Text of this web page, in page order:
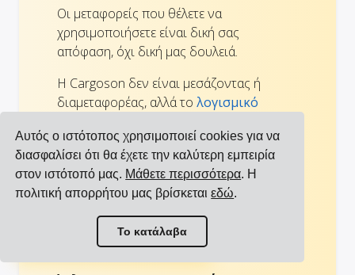
Αυτός ο ιστότοπος χρησιμοποιεί cookies για να
διασφαλίσει ότι θα έχετε την καλύτερη εμπειρία
στον ιστότοπό μας. Μάθετε περισσότερα. Η
πολιτική απορρήτου μας βρίσκεταιεδώ.
Το κατάλαβα
Οι μεταφορείς που θέλετε να
χρησιμοποιήσετε είναι δική σας
απόφαση, όχι δική μας δουλειά.
Η Cargoson δεν είναι μεσάζοντας ή
διαμεταφορέας, αλλά το λογισμικό
Ηβάση δεδομένων μεταφορέωνμας
είναι εκτενής, αλλά μπορείτε να
προσθέσετε μεταφορείς που λείπουν
υποστήριξη της Cargoson.
Προβολή όλων των ενσωματώσεων
Προβολή όλων των μεταφορέων